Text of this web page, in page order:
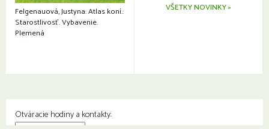
Felgenauová, Justyna: Atlas koní.:
Starostlivosť. Vybavenie.
Plemená
VŠETKY NOVINKY »
Otváracie hodiny a kontakty: